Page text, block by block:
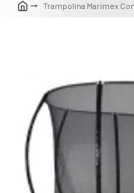
Trampolína Marimex